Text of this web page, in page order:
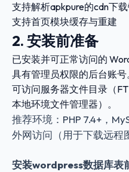
支持解析apkpure的cdn下
支持首页模块缓存与重建
2. 安装前准备
已安装并可正常访问的
具有管理员权限的后台账号
可访问服务器文件目录（
本地环境文件管理器）。
推荐环境：PHP 7.4+，
外网访问（用于下载远程
安装wordpress数据库表